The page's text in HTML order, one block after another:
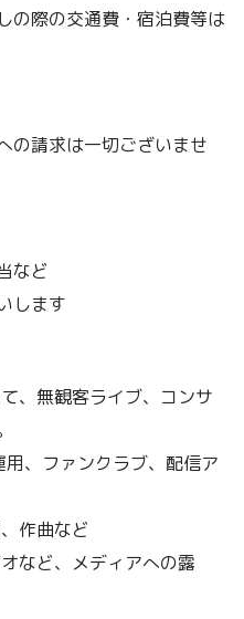
の際の交通費・宿泊費等は
の請求は一切ございませ
など
します
、無観客ライブ、コンサ
用、ファンクラブ、配信ア
作曲など
など、メディアへの露